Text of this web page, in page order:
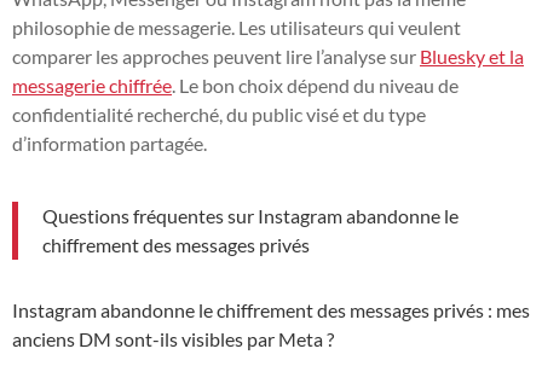
philosophie de messagerie. Les utilisateurs qui veulent
comparer les approches peuvent lire l’analyse sur Bluesky et la
messagerie chiffrée . Le bon choix dépend du niveau de
confidentialité recherché, du public visé et du type
d’information partagée.
Questions fréquentes sur Instagram abandonne le
chiffrement des messages privés
Instagram abandonne le chiffrement des messages privés : mes
anciens DM sont-ils visibles par Meta ?